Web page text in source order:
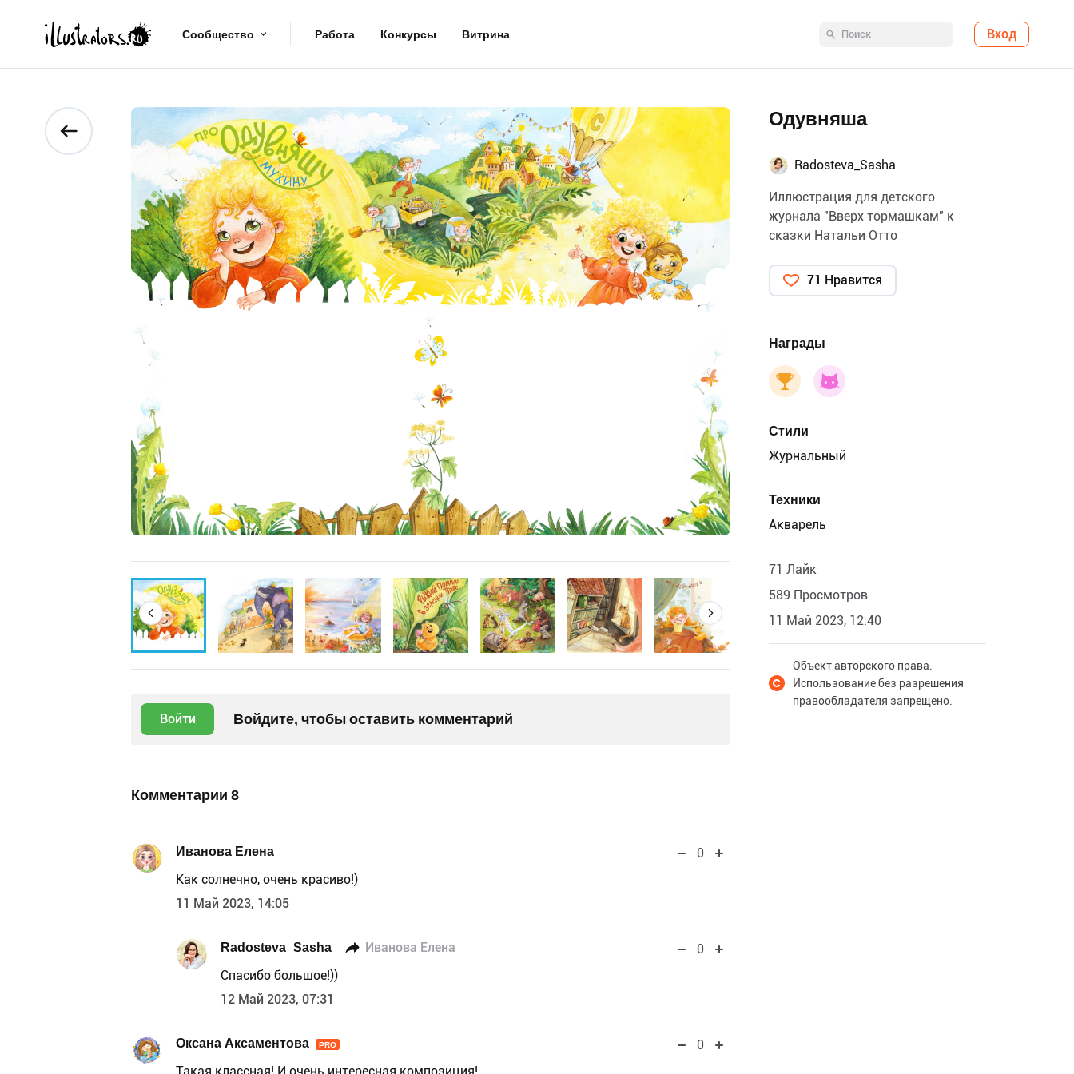
Сообщество Работа Конкурсы Витрина Вход
Войти Войдите, чтобы оставить комментарий
Комментарии 8
Иванова Елена
0
Как солнечно, очень красиво!)
11 Май 2023, 14:05
Radosteva_Sasha Иванова Елена
0
Спасибо большое!))
12 Май 2023, 07:31
Оксана Аксаментова PRO
0
Одувняша
Radosteva_Sasha
Иллюстрация для детского
журнала "Вверх тормашкам" к
сказки Натальи Отто
71 Нравится
Награды
Стили
Журнальный
Техники
Акварель
71 Лайк
589 Просмотров
11 Май 2023, 12:40
Объект авторского права.
Использование без разрешения
правообладателя запрещено.